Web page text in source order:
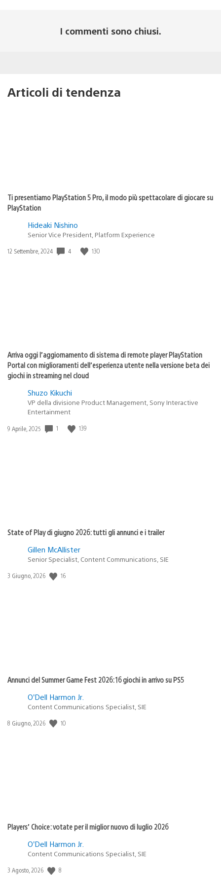
I commenti sono chiusi.
Articoli di tendenza
Ti presentiamo PlayStation 5 Pro, il modo più spettacolare di giocare su
PlayStation
Hideaki Nishino
Senior Vice President, Platform Experience
Data
12 Settembre, 2024 4 130
Arriva oggi l’aggiornamento di sistema di remote player PlayStation
Portal con miglioramenti dell’esperienza utente nella versione beta dei
giochi in streaming nel cloud
Shuzo Kikuchi
VP della divisione Product Management, Sony Interactive
Entertainment
Data
9 Aprile, 2025 1 139
State of Play di giugno 2026: tutti gli annunci e i trailer
Gillen McAllister
Senior Specialist, Content Communications, SIE
Data
3 Giugno, 2026 16
Annunci del Summer Game Fest 2026: 16 giochi in arrivo su PS5
O’Dell Harmon Jr.
Content Communications Specialist, SIE
Data
8 Giugno, 2026 10
Players’ Choice: votate per il miglior nuovo di luglio 2026
O’Dell Harmon Jr.
Content Communications Specialist, SIE
Data
3 Agosto, 2026 8